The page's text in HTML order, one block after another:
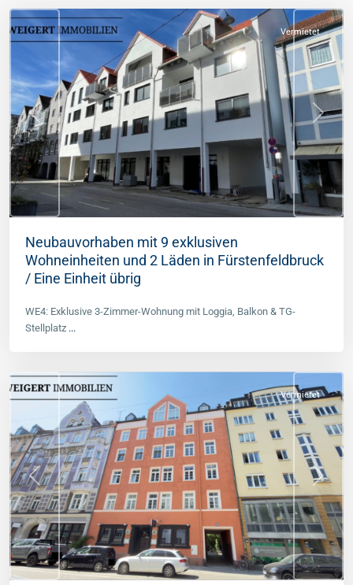
Previous Next
Vermietet
Neubauvorhaben mit 9 exklusiven
Wohneinheiten und 2 Läden in Fürstenfeldbruck
/ Eine Einheit übrig
WE4: Exklusive 3-Zimmer-Wohnung mit Loggia, Balkon & TG-
Stellplatz ...
Mitte
Previous Next
Vermietet